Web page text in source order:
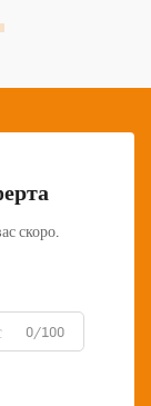
скоро.
0/100